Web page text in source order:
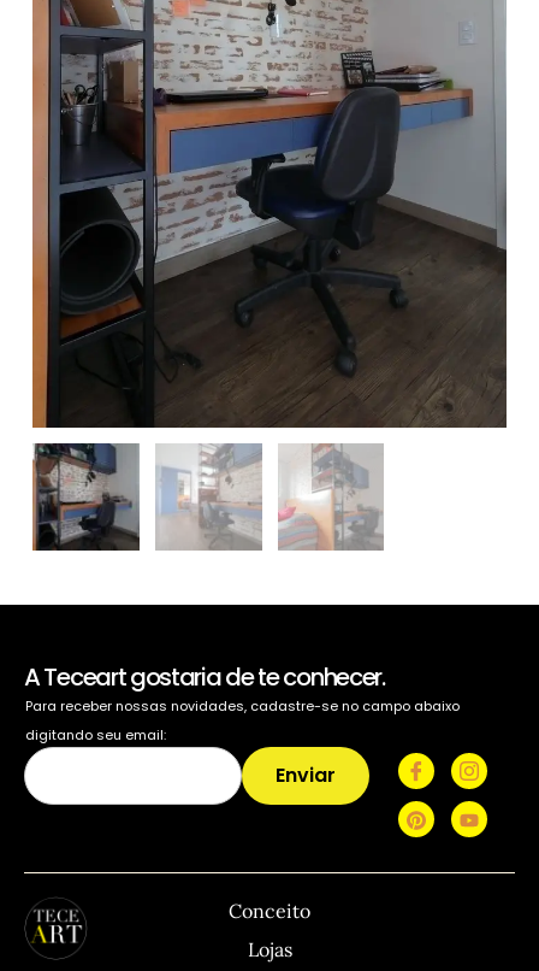
A Teceart gostaria de te conhecer.
Para receber nossas novidades, cadastre-se no campo abaixo
digitando seu email:
Enviar
Conceito
Lojas